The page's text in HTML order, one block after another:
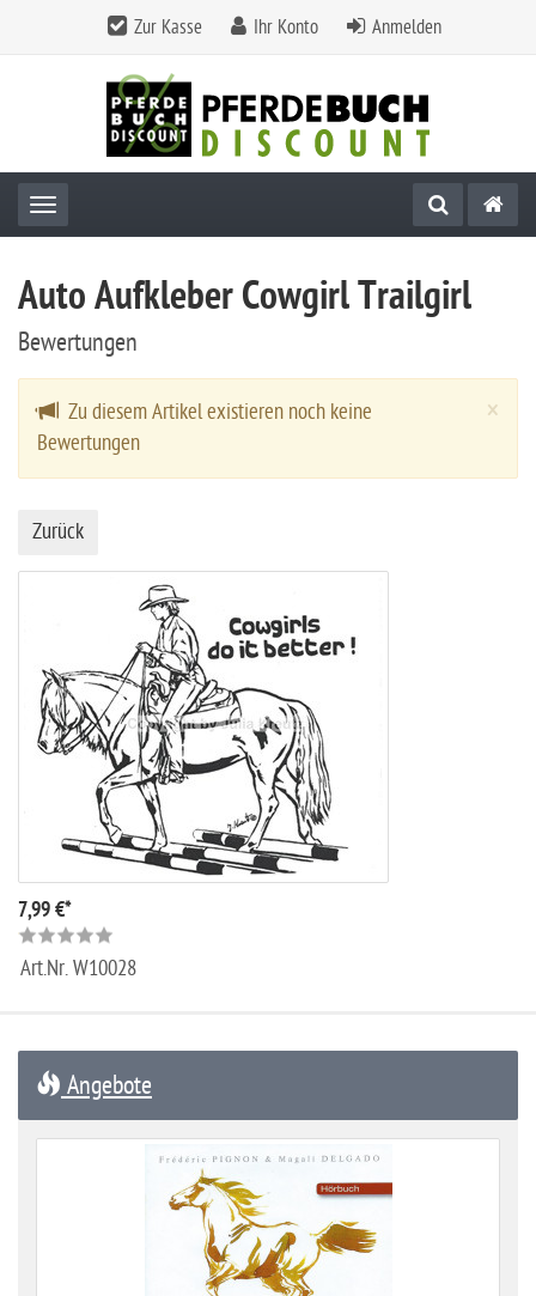
Zur Kasse Ihr Konto Anmelden
Toggle navigation
Auto Aufkleber Cowgirl Trailgirl
Bewertungen
×
Zu diesem Artikel existieren noch keine
Bewertungen
Zurück
7,99 €*
Art.Nr.W10028
Angebote